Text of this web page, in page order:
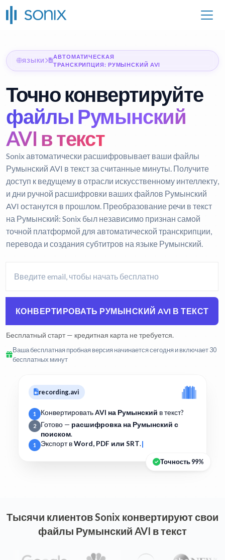
ЯЗЫКИ
АВТОМАТИЧЕСКАЯ
ТРАНСКРИПЦИЯ: РУМЫНСКИЙ AVI
Точно конвертируйте
файлы Румынский
AVI в текст
Sonix автоматически расшифровывает ваши файлы
Румынский AVI в текст за считанные минуты. Получите
доступ к ведущему в отрасли искусственному интеллекту,
и дни ручной расшифровки ваших файлов Румынский
AVI останутся в прошлом. Преобразование речи в текст
на Румынский: Sonix был независимо признан самой
точной платформой для автоматической транскрипции,
перевода и создания субтитров на языке Румынский.
КОНВЕРТИРОВАТЬ РУМЫНСКИЙ AVI В ТЕКСТ
Бесплатный старт — кредитная карта не требуется.
Ваша бесплатная пробная версия начинается сегодня и включает 30
бесплатных минут
recording.avi
1 КонвертироватьAVI на Румынский в текст?
2 Готово — расшифровка на Румынский с
поиском.
1 Экспорт вWord, PDF или SRT.
Точность 99%
Тысячи клиентов Sonix конвертируют свои
файлы Румынский AVI в текст